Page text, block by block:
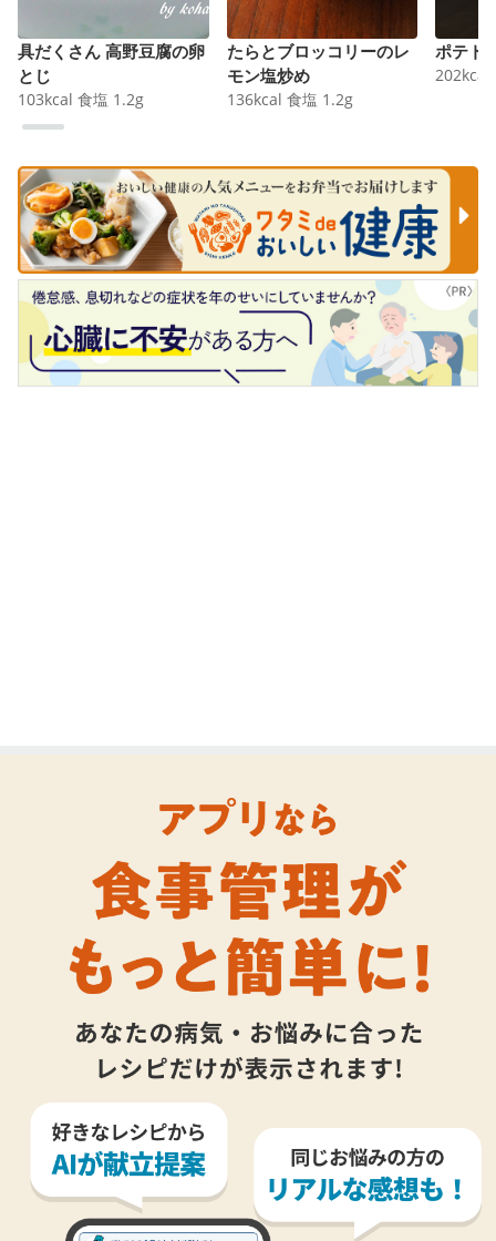
具だくさん 高野豆腐の卵
とじ
103kcal 食塩 1.2g
たらとブロッコリーのレ
モン塩炒め
136kcal 食塩 1.2g
ポテト
202kcal